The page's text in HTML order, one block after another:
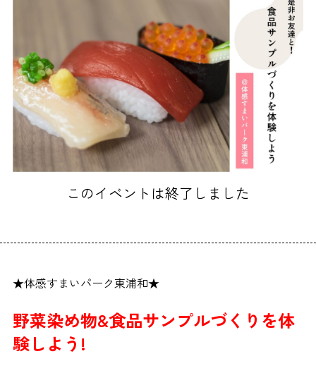
このイベントは終了しました
★体感すまいパーク東浦和★
野菜染め物&食品サンプルづくりを体
験しよう!